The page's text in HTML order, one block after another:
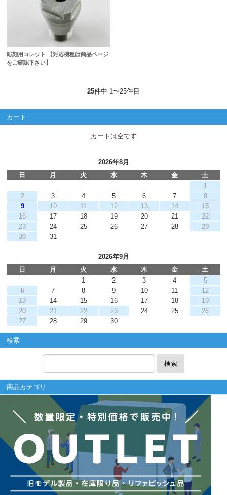
彫刻用コレット 【対応機種は商品ページ
をご確認下さい】
25件中 1〜25件目
カート
カートは空です
2026年8月
日
月 火 水 木 金
土
1
2
3 4 5 6 7
8
9
10 11 12 13 14
15
16
17 18 19 20 21
22
23
24 25 26 27 28
29
30
31
2026年9月
日
月 火 水 木 金
土
1
2 3 4
5
6
7 8 9 10 11
12
13
14 15 16 17 18
19
20
21 22 23 24 25
26
27
28 29 30
検索
検索
商品カテゴリ